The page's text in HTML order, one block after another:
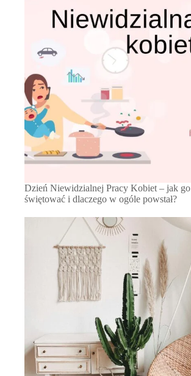
Dzień Niewidzialnej Pracy Kobiet – jak go
świętować i dlaczego w ogóle powstał?